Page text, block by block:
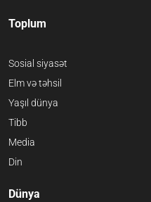
Toplum
Sosial siyasət
Elm və təhsil
Yaşıl dünya
Tibb
Media
Din
Dünya